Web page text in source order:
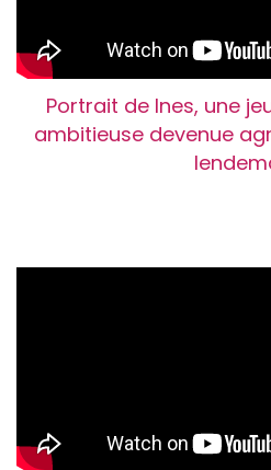
Portrait de Ines, une
ambitieuse devenue